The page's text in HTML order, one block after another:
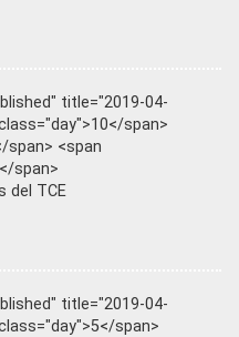
title="2019-04-
span>
span> <span
span>
del TCE
title="2019-04-
span>